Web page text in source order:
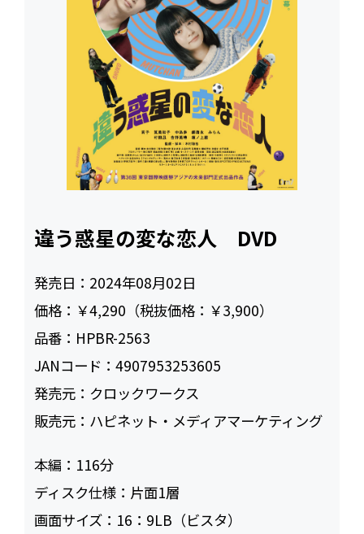
違う惑星の変な恋人 DVD
発売日： 2024年08月02日
価格： ￥4,290（税抜価格：￥3,900）
品番： HPBR-2563
JANコード：4907953253605
発売元： クロックワークス
販売元： ハピネット・メディアマーケティング
本編： 116
ディスク仕様： 片面1層
画面サイズ： 16：9LB（ビスタ）